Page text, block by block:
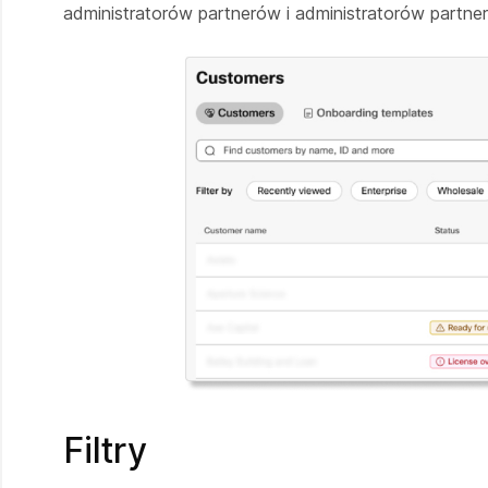
administratorów partnerów i administratorów
Filtry